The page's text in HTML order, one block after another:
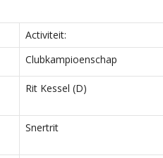
Activiteit:
Clubkampioenschap
Rit Kessel (D)
Snertrit